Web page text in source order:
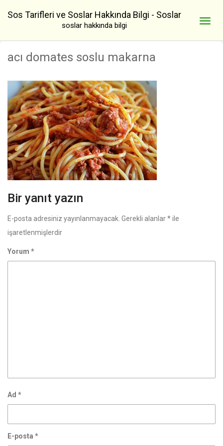
Sos Tarifleri ve Soslar Hakkında Bilgi - Soslar
soslar hakkında bilgi
acı domates soslu makarna
Bir yanıt yazın
E-posta adresiniz yayınlanmayacak. Gerekli alanlar*ile
işaretlenmişlerdir
Yorum *
Ad *
E-posta *